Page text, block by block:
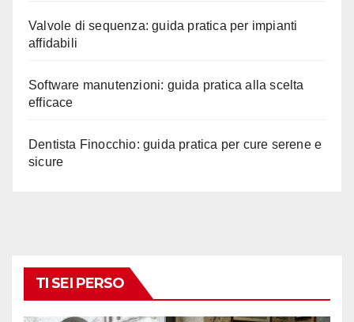
Valvole di sequenza: guida pratica per impianti
affidabili
Software manutenzioni: guida pratica alla scelta
efficace
Dentista Finocchio: guida pratica per cure serene e
sicure
TI SEI PERSO